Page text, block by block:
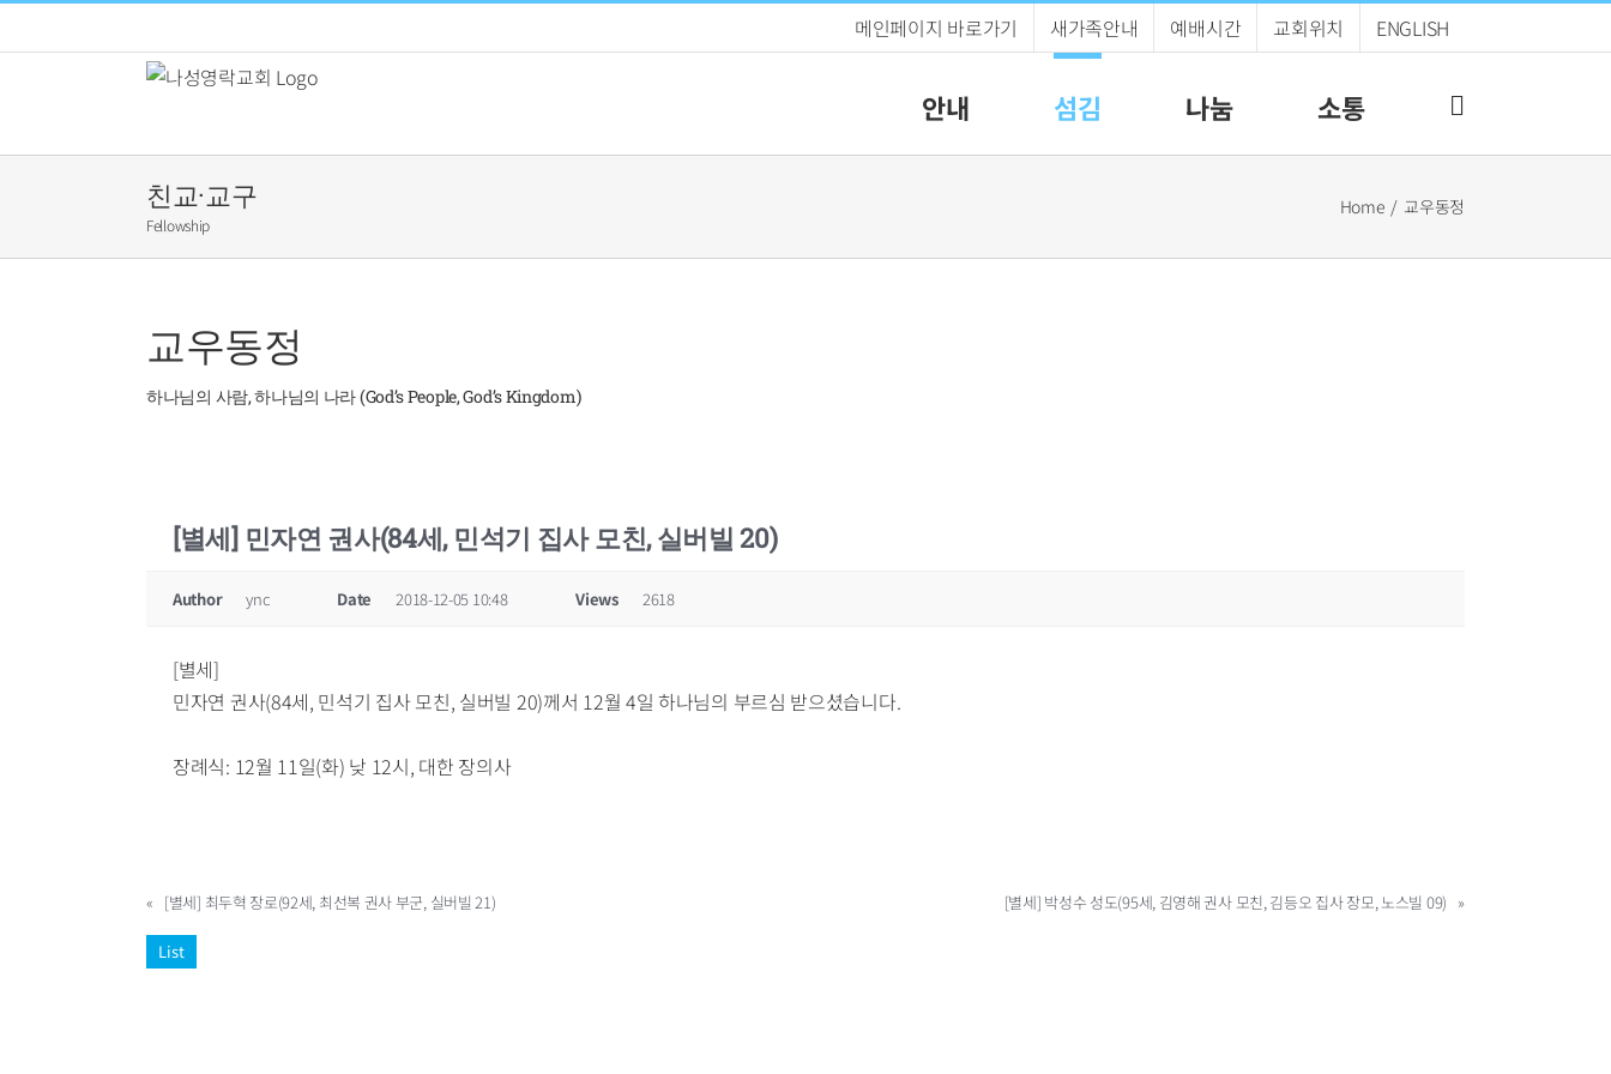
to
메인페이지 바로가기 새가족안내 예배시간 교회위치 ENGLISH
안내 섬김 나눔 소통
친교·교구
Fellowship
Home 교우동정
교우동정
하나님의 사람, 하나님의 나라 (God’s People, God’s Kingdom)
[별세] 민자연 권사(84세, 민석기 집사 모친, 실버빌 20)
Author ync Date 2018-12-05 10:48 Views 2618
[별세]
민자연 권사(84세, 민석기 집사 모친, 실버빌 20)께서 12월 4일 하나님의 부르심 받으셨습니다.
장례식: 12월 11일(화) 낮 12시, 대한 장의사
« [별세] 최두혁 장로(92세, 최선복 권사 부군, 실버빌 21) [별세] 박성수 성도(95세, 김영해 권사 모친, 김등오 집사 장모, 노스빌 09) »
List